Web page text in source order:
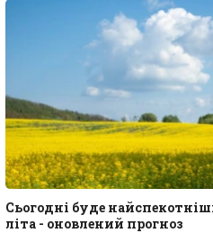
Сьогодні буде
літа - оновлений прогноз